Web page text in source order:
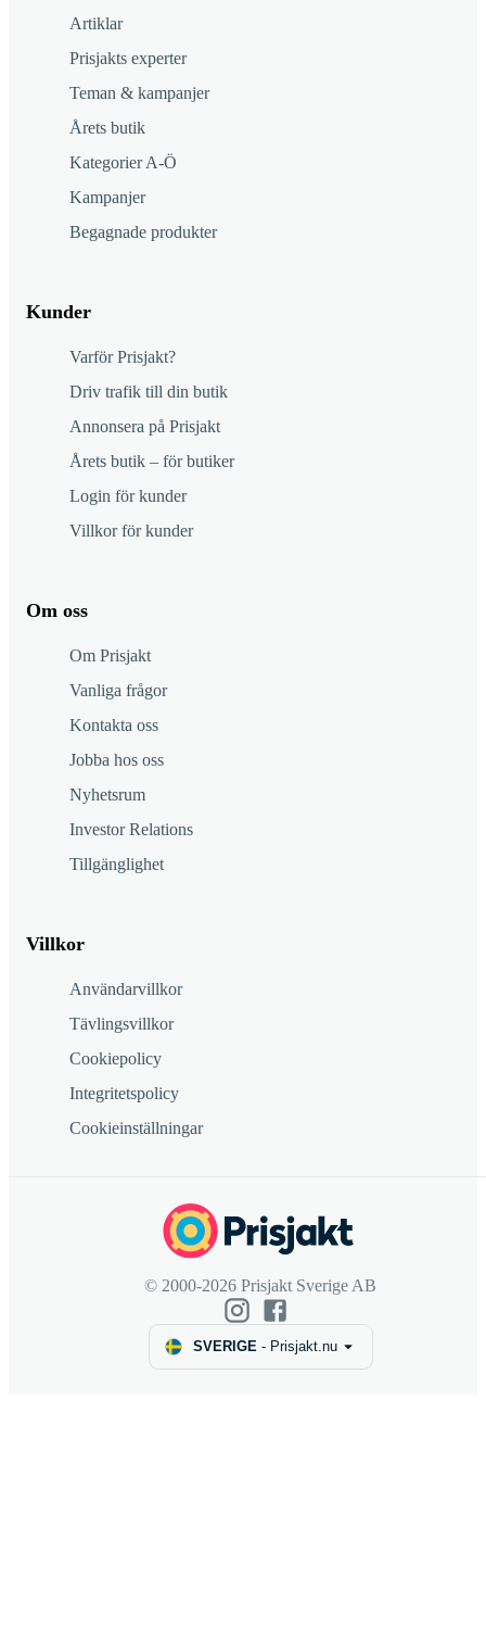
Artiklar
Prisjakts experter
Teman & kampanjer
Årets butik
Kategorier A-Ö
Kampanjer
Begagnade produkter
Kunder
Varför Prisjakt?
Driv trafik till din butik
Annonsera på Prisjakt
Årets butik – för butiker
Login för kunder
Villkor för kunder
Om oss
Om Prisjakt
Vanliga frågor
Kontakta oss
Jobba hos oss
Nyhetsrum
Investor Relations
Tillgänglighet
Villkor
Användarvillkor
Tävlingsvillkor
Cookiepolicy
Integritetspolicy
Cookieinställningar
© 2000-2026 Prisjakt Sverige AB
SVERIGE- Prisjakt.nu